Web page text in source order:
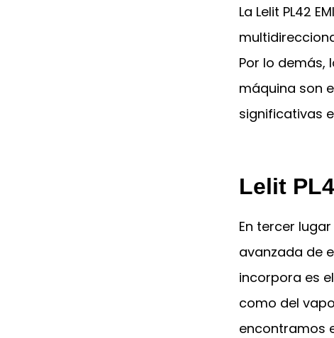
La Lelit PL42
Por lo demás,
máquina son
significativas
Lelit
En tercer
avanzada de
incorpora es
como del
encontramos